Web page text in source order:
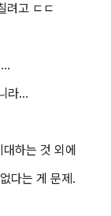
려고 ㄷㄷ
라...
하는 것 외에
다는 게 문제.